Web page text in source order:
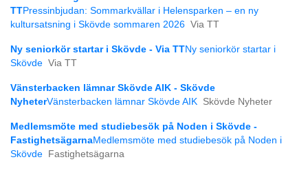
TTPressinbjudan: Sommarkvällar i Helensparken – en ny
kultursatsning i Skövde sommaren 2026 Via TT
Ny seniorkör startar i Skövde - Via TTNy seniorkör startar i
Skövde Via TT
Vänsterbacken lämnar Skövde AIK - Skövde
NyheterVänsterbacken lämnar Skövde AIK Skövde Nyheter
Medlemsmöte med studiebesök på Noden i Skövde -
FastighetsägarnaMedlemsmöte med studiebesök på Noden i
Skövde
Fastighetsägarna